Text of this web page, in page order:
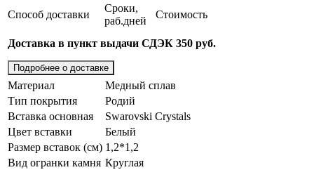
Способ доставки
Сроки,
раб.дней
Стоимость
Доставка в пункт выдачи СДЭК 350 руб.
Подробнее о доставке
Материал
Медный сплав
Тип покрытия
Родий
Вставка основная
Swarovski Crystals
Цвет вставки
Белый
Размер вставок (см) 1,2*1,2
Вид огранки камня Круглая